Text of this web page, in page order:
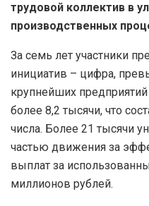
трудовой коллектив в
производственных
За семь лет участники
инициатив – цифра,
крупнейших
более 8,2 тысячи, что
числа. Более 21 тысячи
частью движения за
выплат за
миллионов рублей.